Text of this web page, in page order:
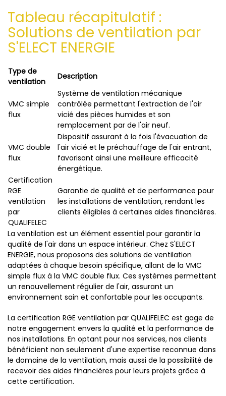
Tableau récapitulatif :
Solutions de ventilation par
S'ELECT ENERGIE
Type de
ventilation
Description
VMC simple
flux
Système de ventilation mécanique
contrôlée permettant l'extraction de l'air
vicié des pièces humides et son
remplacement par de l'air neuf.
VMC double
flux
Dispositif assurant à la fois l'évacuation de
l'air vicié et le préchauffage de l'air entrant,
favorisant ainsi une meilleure efficacité
énergétique.
Certification
RGE
ventilation
par
QUALIFELEC
Garantie de qualité et de performance pour
les installations de ventilation, rendant les
clients éligibles à certaines aides financières.
La ventilation est un élément essentiel pour garantir la
qualité de l'air dans un espace intérieur. Chez S'ELECT
ENERGIE, nous proposons des solutions de ventilation
adaptées à chaque besoin spécifique, allant de la VMC
simple flux à la VMC double flux. Ces systèmes permettent
un renouvellement régulier de l'air, assurant un
environnement sain et confortable pour les occupants.
La certification RGE ventilation par QUALIFELEC est gage de
notre engagement envers la qualité et la performance de
nos installations. En optant pour nos services, nos clients
bénéficient non seulement d'une expertise reconnue dans
le domaine de la ventilation, mais aussi de la possibilité de
recevoir des aides financières pour leurs projets grâce à
cette certification.